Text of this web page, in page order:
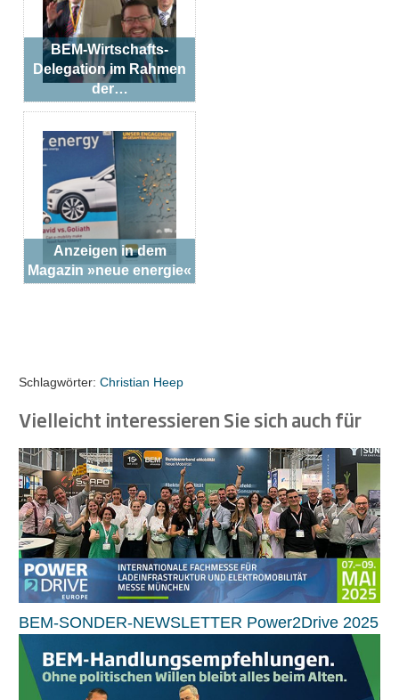
BEM-Wirtschafts-
Delegation im Rahmen
der…
Anzeigen in dem
Magazin »neue energie«
Schlagwörter: Christian Heep
Vielleicht interessieren Sie sich auch für
BEM-SONDER-NEWSLETTER Power2Drive 2025